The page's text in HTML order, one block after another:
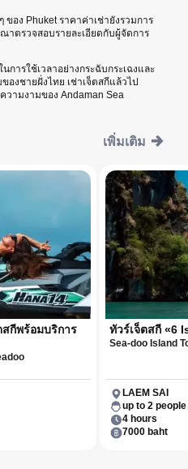
ของ Phuket ราคาค่าเช่ายังรวมการ
าตรวจสอบรายละเอียดกับผู้จัดการ
การใช้เวลาอย่างกระฉับกระเฉงและ
องชายฝั่งไทย เช่าเจ็ตสกีแล้วไป
วามงามของ Andaman Sea
เพิ่มเติม
กีพร้อมบริการ
ทัวร์เจ็ตสกี «6
Sea-doo Island
LAEM SAI
up to 2 people
4 hours
7000 baht